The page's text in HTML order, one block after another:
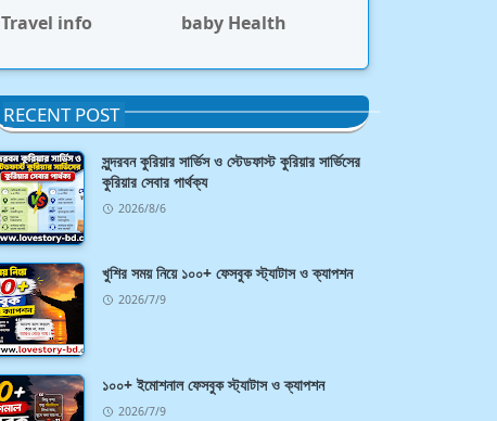
Travel info
baby Health
RECENT POST
সুন্দরবন কুরিয়ার সার্ভিস ও স্টেডফাস্ট কুরিয়ার সার্ভিসের
কুরিয়ার সেবার পার্থক্য
2026/8/6
খুশির সময় নিয়ে ১০০+ ফেসবুক স্ট্যাটাস ও ক্যাপশন
2026/7/9
১০০+ ইমোশনাল ফেসবুক স্ট্যাটাস ও ক্যাপশন
2026/7/9